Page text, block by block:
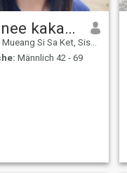
sunee kakamrai
Mueang Si Sa Ket, Sisaket, Thailand
Männlich 42 - 69